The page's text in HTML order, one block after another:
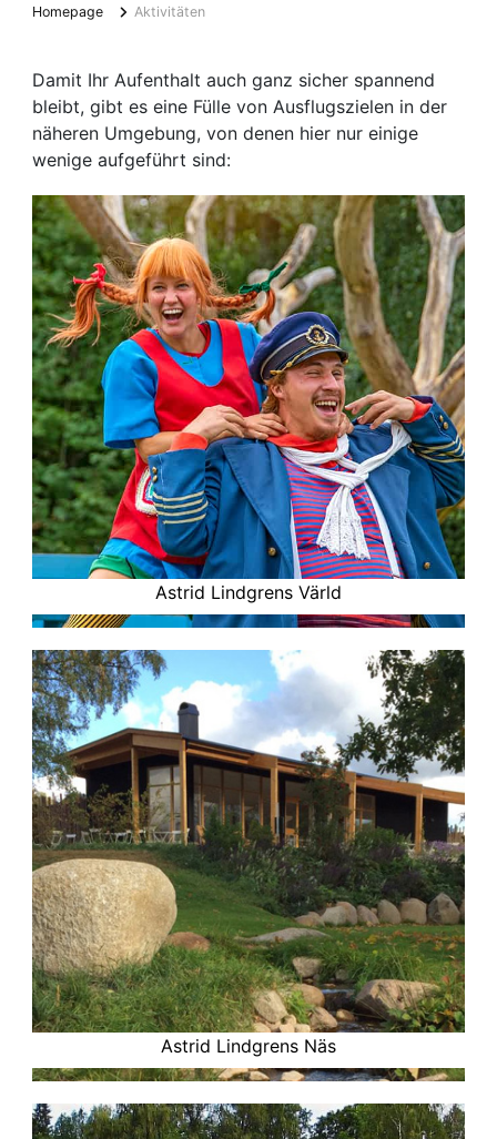
Homepage Aktivitäten
Damit Ihr Aufenthalt auch ganz sicher spannend
bleibt, gibt es eine Fülle von Ausflugszielen in der
näheren Umgebung, von denen hier nur einige
wenige aufgeführt sind:
Astrid Lindgrens Värld
Astrid Lindgrens Näs